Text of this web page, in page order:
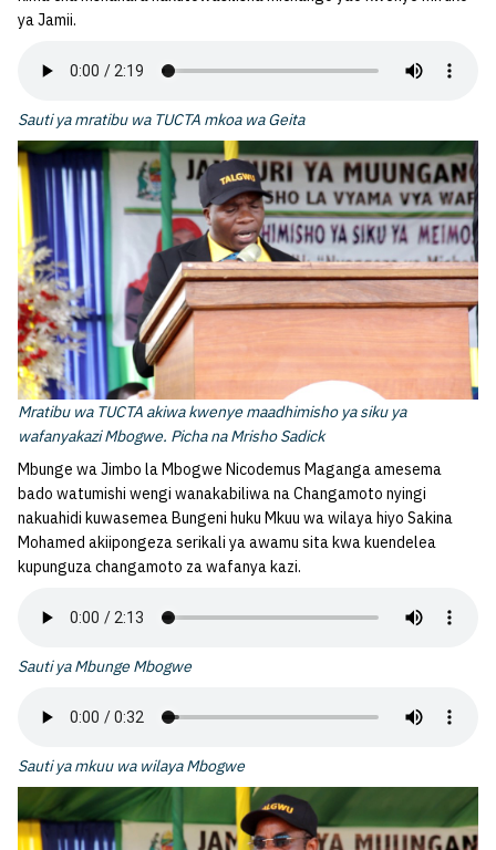
ya Jamii.
Sauti ya mratibu wa TUCTA mkoa wa Geita
Mratibu wa TUCTA akiwa kwenye maadhimisho ya siku ya
wafanyakazi Mbogwe. Picha na Mrisho Sadick
Mbunge wa Jimbo la Mbogwe Nicodemus Maganga amesema
bado watumishi wengi wanakabiliwa na Changamoto nyingi
nakuahidi kuwasemea Bungeni huku Mkuu wa wilaya hiyo Sakina
Mohamed akiipongeza serikali ya awamu sita kwa kuendelea
kupunguza changamoto za wafanya kazi.
Sauti ya Mbunge Mbogwe
Sauti ya mkuu wa wilaya Mbogwe